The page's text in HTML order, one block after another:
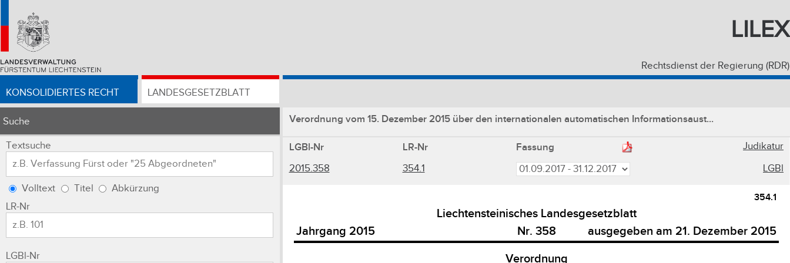
LILEX
Rechtsdienst der Regierung (RDR)
KONSOLIDIERTES RECHT LANDESGESETZBLATT
Suche
Textsuche
Volltext Titel
Abkürzung
LR-Nr
LGBl-Nr
Verordnung vom 15. Dezember 2015 über den internationalen automatischen Informationsaust...
LGBl-Nr LR-Nr Fassung
Judikatur
2015.358
354.1 LGBl